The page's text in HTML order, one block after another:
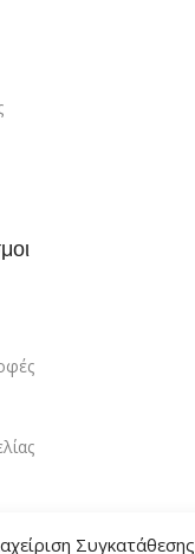
Συγκατάθεσης